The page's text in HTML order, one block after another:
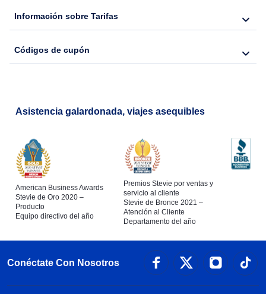
Información sobre Tarifas
Códigos de cupón
Asistencia galardonada, viajes asequibles
American Business Awards
Stevie de Oro 2020 –
Producto
Equipo directivo del año
Premios Stevie por ventas y
servicio al cliente
Stevie de Bronce 2021 –
Atención al Cliente
Departamento del año
Conéctate Con Nosotros